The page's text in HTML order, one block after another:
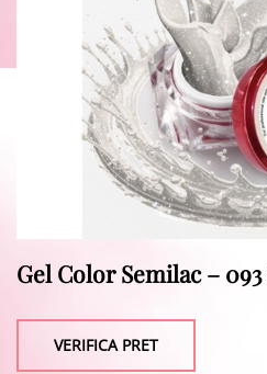
Gel Color Semilac –
VERIFICA PRET